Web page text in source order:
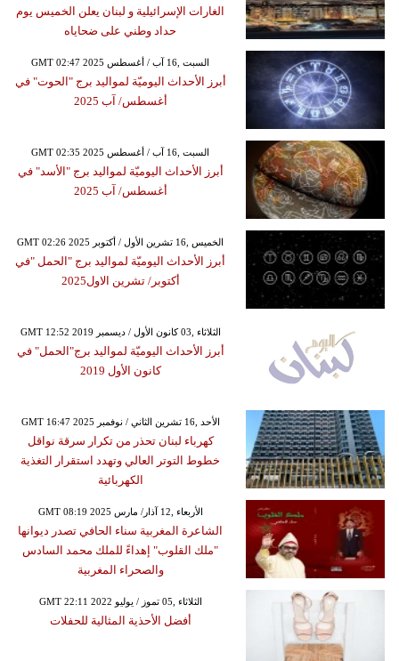
الغارات الإسرائيلية و لبنان يعلن الخميس يوم
حداد وطني على ضحاياه
GMT 02:47 2025 السبت ,16 آب / أغسطس
أبرز الأحداث اليوميّة لمواليد برج "الحوت" في
أغسطس/ آب 2025
GMT 02:35 2025 السبت ,16 آب / أغسطس
أبرز الأحداث اليوميّة لمواليد برج "الأسد" في
أغسطس/ آب 2025
GMT 02:26 2025 الخميس ,16 تشرين الأول / أكتوبر
أبرز الأحداث اليوميّة لمواليد برج "الحمل "في
أكتوبر/ تشرين الاول2025
GMT 12:52 2019 الثلاثاء ,03 كانون الأول / ديسمبر
أبرز الأحداث اليوميّة لمواليد برج"الحمل" في
كانون الأول 2019
GMT 16:47 2025 الأحد ,16 تشرين الثاني / نوفمبر
كهرباء لبنان تحذر من تكرار سرقة نواقل
خطوط التوتر العالي وتهدد استقرار التغذية
الكهربائية
GMT 08:19 2025 الأربعاء ,12 آذار/ مارس
الشاعرة المغربية سناء الحافي تصدر ديوانها
"ملك القلوب" إهداءً للملك محمد السادس
والصحراء المغربية
GMT 22:11 2022 الثلاثاء ,05 تموز / يوليو
أفضل الأحذية المثالية للحفلات